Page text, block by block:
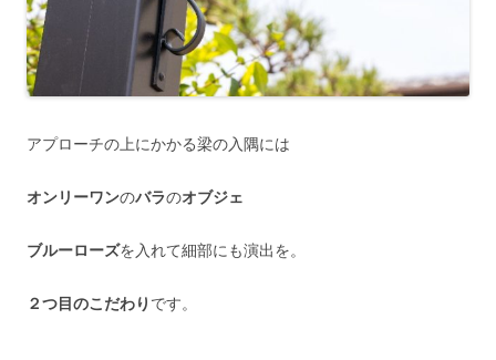
アプローチの上にかかる梁の入隅には
オンリーワンのバラのオブジェ
ブルーローズを入れて細部にも演出を。
２つ目のこだわり です。